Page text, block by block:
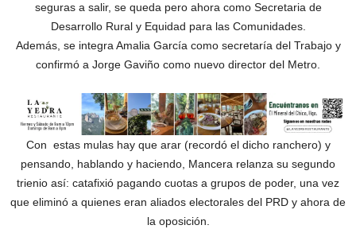
seguras a salir, se queda pero ahora como Secretaria de
Desarrollo Rural y Equidad para las Comunidades.
Además, se integra Amalia García como secretaría del Trabajo y
confirmó a Jorge Gaviño como nuevo director del Metro.
Con estas mulas hay que arar (recordó el dicho ranchero) y
pensando, hablando y haciendo, Mancera relanza su segundo
trienio así: catafixió pagando cuotas a grupos de poder, una vez
que eliminó a quienes eran aliados electorales del PRD y ahora de
la oposición.